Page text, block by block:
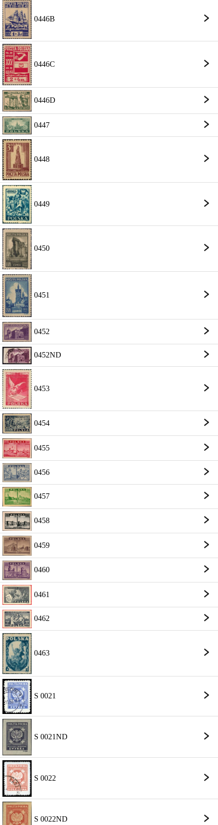
0446B
0446C
0446D
0447
0448
0449
0450
0451
0452
0452ND
0453
0454
0455
0456
0457
0458
0459
0460
0461
0462
0463
S 0021
S 0021ND
S 0022
S 0022ND